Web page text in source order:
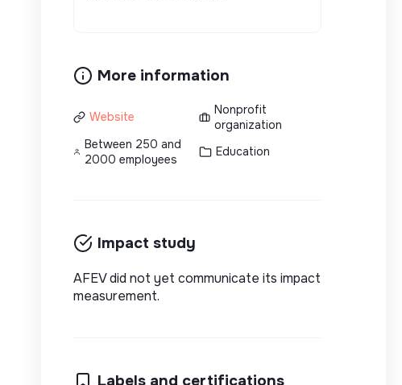
More information
Website
Nonprofit
organization
Between 250 and
2000 employees
Education
Impact study
AFEV did not yet communicate its impact
measurement.
Labels and certifications